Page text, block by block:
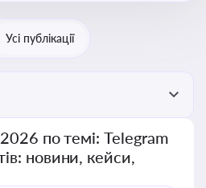
Усі публікації
по темі: Telegram
новини, кейси,